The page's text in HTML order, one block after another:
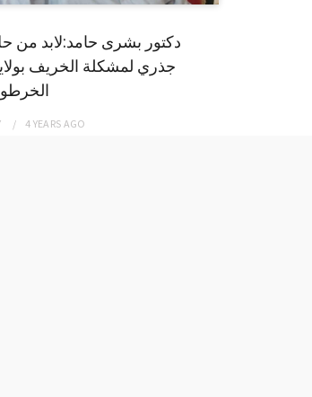
دكتور بشرى حامد:لابد من
جذري لمشكلة الخريف
4 YEARS AGO